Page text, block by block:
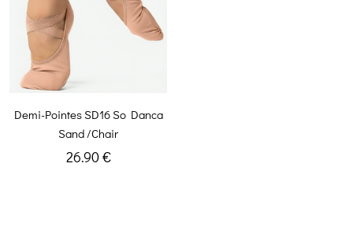
Demi-Pointes SD16 So Danca
Sand /Chair
26.90 €